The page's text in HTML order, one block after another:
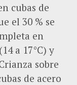
cubas de
el 30 % se
en
a 17°C) y
sobre
de acero